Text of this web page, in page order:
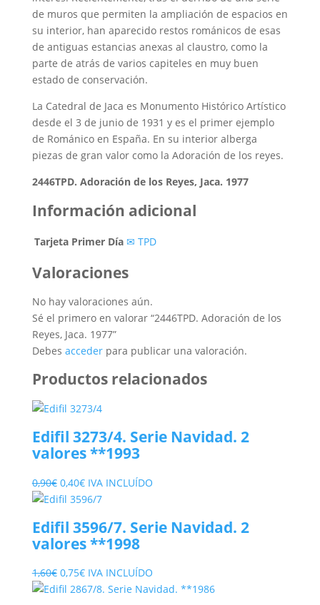
de muros que permiten la ampliación de espacios en
su interior, han aparecido restos románicos de esas
de antiguas estancias anexas al claustro, como la
parte de atrás de varios capiteles en muy buen
estado de conservación.
La Catedral de Jaca es Monumento Histórico Artístico
desde el 3 de junio de 1931 y es el primer ejemplo
de Románico en España. En su interior alberga
piezas de gran valor como la Adoración de los reyes.
2446TPD. Adoración de los Reyes, Jaca. 1977
Información adicional
Tarjeta Primer Día ✉ TPD
Valoraciones
No hay valoraciones aún.
Sé el primero en valorar “2446TPD. Adoración de los
Reyes, Jaca. 1977”
Debes accederpara publicar una valoración.
Productos relacionados
Edifil 3273/4. Serie Navidad. 2
valores **1993
0,90€ El
precio
era:
0,90€.
0,40€El
precio
es:
0,40€.
IVA INCLUÍDO
Edifil 3596/7. Serie Navidad. 2
valores **1998
1,60€ El
precio
0,75€El
precio
IVA INCLUÍDO